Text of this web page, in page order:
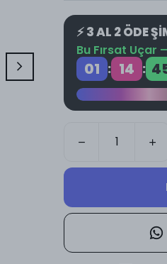
⚡ 3 AL 2 ÖDE
Bu Fırsat Uçar
01 : 14 :